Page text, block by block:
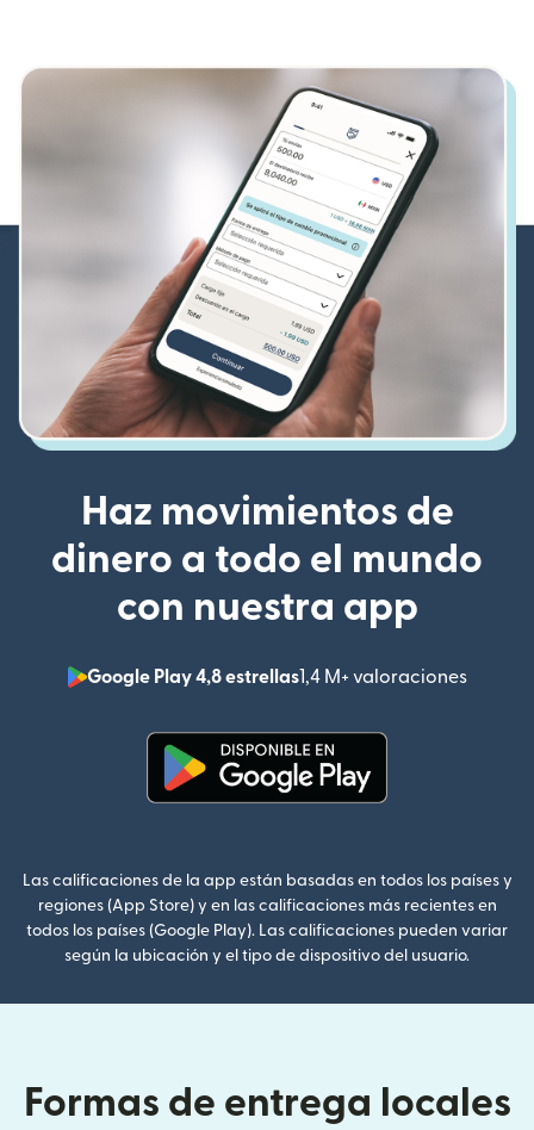
Haz movimientos de
dinero a todo el mundo
con nuestra app
Google Play 4,8 estrellas1,4 M+ valoraciones
(se
Las calificaciones de la app están basadas en todos los países y
regiones (App Store) y en las calificaciones más recientes en
todos los países (Google Play). Las calificaciones pueden variar
según la ubicación y el tipo de dispositivo del usuario.
Formas de entrega locales